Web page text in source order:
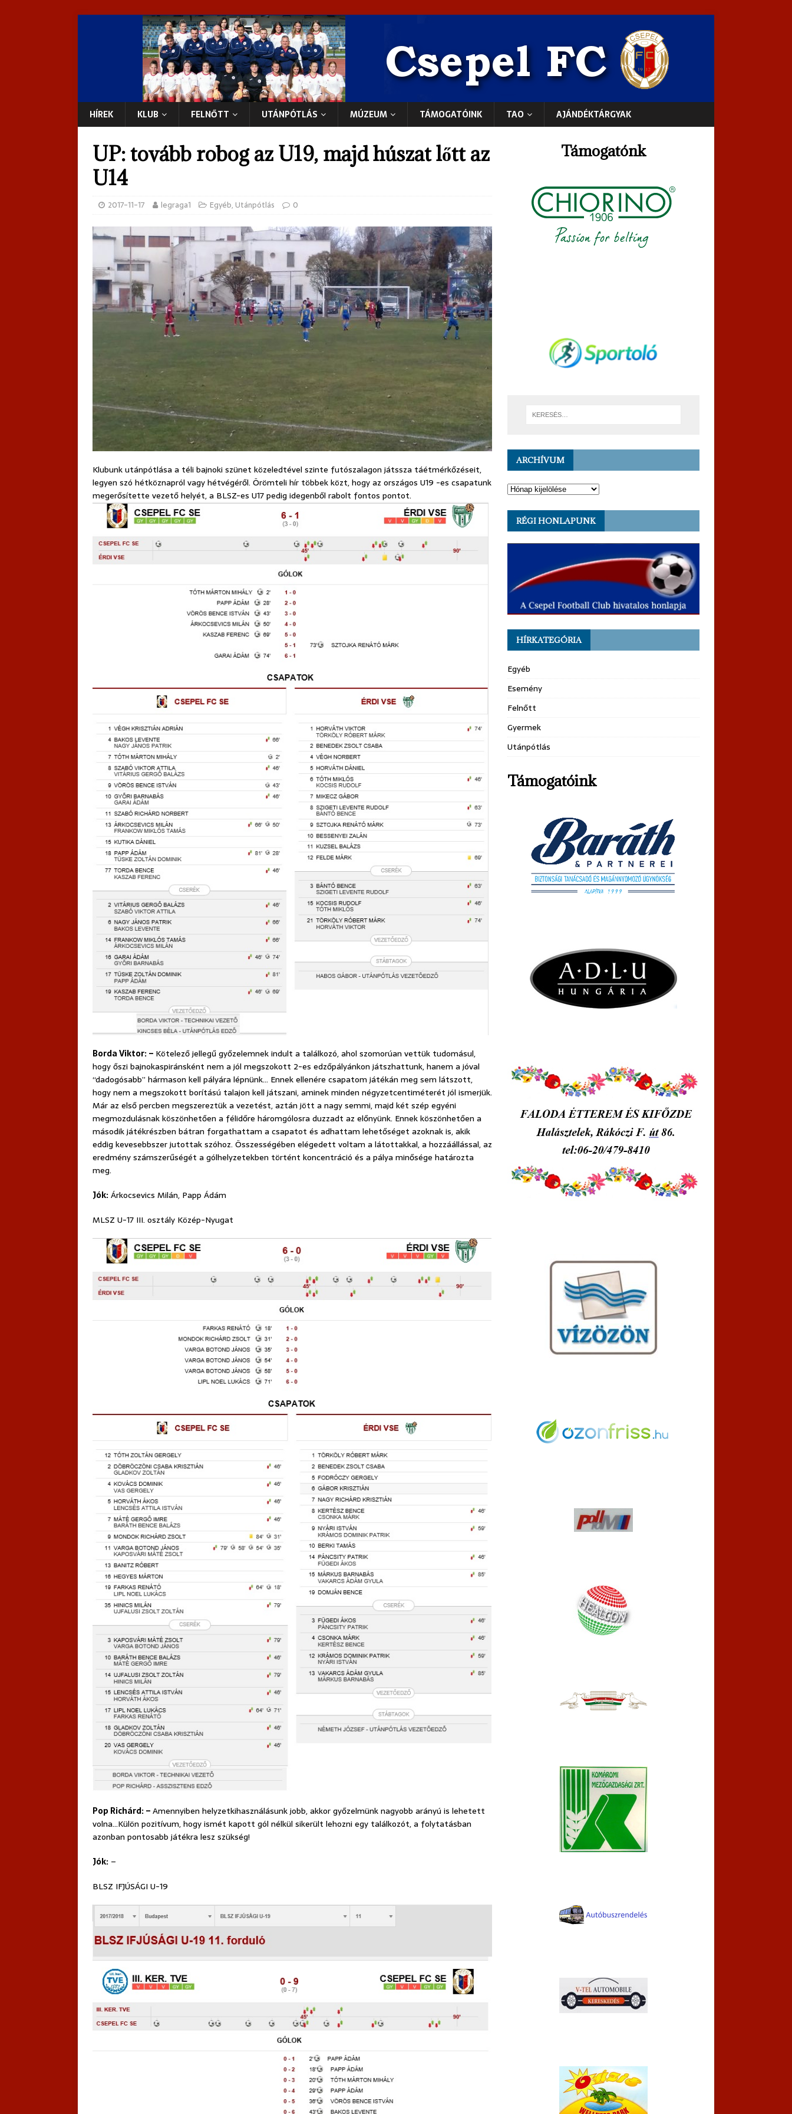
HÍREK KLUB FELNŐTT UTÁNPÓTLÁS MÚZEUM TÁMOGATÓINK TAO AJÁNDÉKTÁRGYAK
UP: tovább robog az U19, majd húszat lőtt az
U14
2017-11-17 legraga1 Egyéb, Utánpótlás 0
Klubunk utánpótlása a téli bajnoki szünet közeledtével szinte futószalagon játssza táétmérkőzéseit,
legyen szó hétköznapról vagy hétvégéről. Örömteli hír többek közt, hogy az országos U19 -es csapatunk
megerősítette vezető helyét, a BLSZ-es U17 pedig idegenből rabolt fontos pontot.
Borda Viktor: – Kötelező jellegű győzelemnek indult a találkozó, ahol szomorúan vettük tudomásul,
hogy őszi bajnokaspiránsként nem a jól megszokott 2-es edzőpályánkon játszhattunk, hanem a jóval
“dadogósabb” hármason kell pályára lépnünk… Ennek ellenére csapatom játékán meg sem látszott,
hogy nem a megszokott borítású talajon kell játszani, aminek minden négyzetcentiméterét jól ismerjük.
Már az első percben megszereztük a vezetést, aztán jött a nagy semmi, majd két szép egyéni
megmozdulásnak köszönhetően a félidőre háromgólosra duzzadt az előnyünk. Ennek köszönhetően a
második játékrészben bátran forgathattam a csapatot és adhattam lehetőséget azoknak is, akik
eddig kevesebbszer jutottak szóhoz. Összességében elégedett voltam a látottakkal, a hozzáállással, az
eredmény számszerűségét a gólhelyzetekben történt koncentráció és a pálya minősége határozta
meg.
Jók:Árkocsevics Milán, Papp Ádám
MLSZ U-17 III. osztály Közép-Nyugat
Pop Richárd: –Amennyiben helyzetkihasználásunk jobb, akkor győzelmünk nagyobb arányú is lehetett
volna…Külön pozitívum, hogy ismét kapott gól nélkül sikerült lehozni egy találkozót, a folytatásban
azonban pontosabb játékra lesz szükség!
Jók: –
BLSZ IFJÚSÁGI U-19
Támogatónk
ARCHÍVUM
RÉGI HONLAPUNK
HÍRKATEGÓRIA
Egyéb
Esemény
Felnőtt
Gyermek
Utánpótlás
Támogatóink